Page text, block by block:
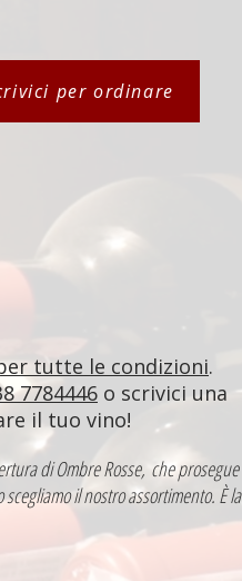
per ordinare
tutte le condizioni.
7784446 o scrivici una
il tuo vino!
di Ombre Rosse, che prosegue
il nostro assortimento. È la